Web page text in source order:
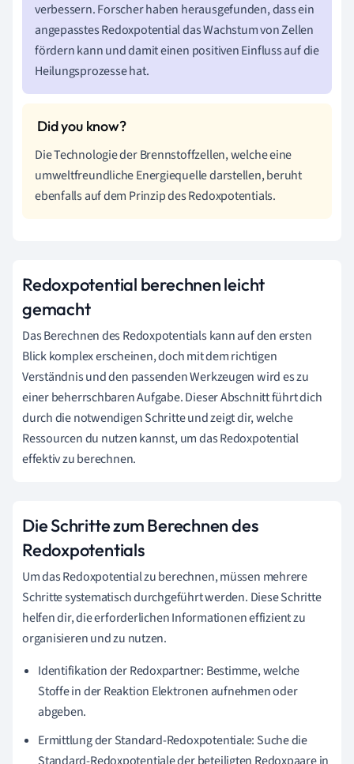
verbessern. Forscher haben herausgefunden, dass ein
angepasstes Redoxpotential das Wachstum von Zellen
fördern kann und damit einen positiven Einfluss auf die
Heilungsprozesse hat.
Die Technologie der Brennstoffzellen, welche eine
umweltfreundliche Energiequelle darstellen, beruht
ebenfalls auf dem Prinzip des Redoxpotentials.
Redoxpotential berechnen leicht
gemacht
Das Berechnen des Redoxpotentials kann auf den ersten
Blick komplex erscheinen, doch mit dem richtigen
Verständnis und den passenden Werkzeugen wird es zu
einer beherrschbaren Aufgabe. Dieser Abschnitt führt dich
durch die notwendigen Schritte und zeigt dir, welche
Ressourcen du nutzen kannst, um das Redoxpotential
effektiv zu berechnen.
Die Schritte zum Berechnen des
Redoxpotentials
Um das Redoxpotential zu berechnen, müssen mehrere
Schritte systematisch durchgeführt werden. Diese Schritte
helfen dir, die erforderlichen Informationen effizient zu
organisieren und zu nutzen.
Identifikation der Redoxpartner: Bestimme, welche
Stoffe in der Reaktion Elektronen aufnehmen oder
abgeben.
Ermittlung der Standard-Redoxpotentiale: Suche die
Standard-Redoxpotentiale der beteiligten Redoxpaare in